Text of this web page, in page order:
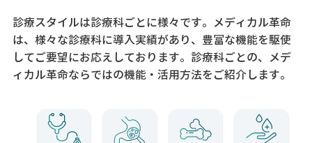
診療スタイルは診療科ごとに様々です。メディカル革命
は、様々な診療科に導入実績があり、 豊富な機能を駆使
してご要望にお応えしております。 診療科ごとの、メデ
ィカル革命ならではの機能・活用方法をご紹介します。